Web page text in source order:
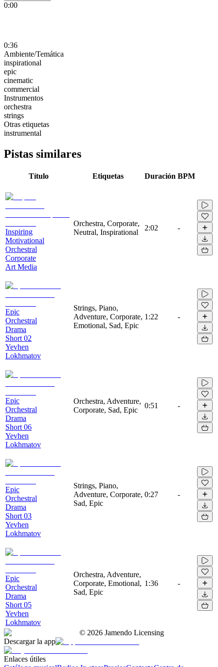
0:00
0:36
Ambiente/Temática
inspirational
epic
cinematic
commercial
Instrumentos
orchestra
strings
Otras etiquetas
instrumental
Pistas similares
Título Etiquetas Duración BPM
Inspiring
Motivational
Orchestral
Corporate
Art Media
Orchestra, Corporate,
Neutral, Inspirational
2:02 -
Epic
Orchestral
Drama
Short 02
Yevhen
Lokhmatov
Strings, Piano,
Adventure, Corporate,
Emotional, Sad, Epic
1:22 -
Epic
Orchestral
Drama
Short 06
Yevhen
Lokhmatov
Orchestra, Adventure,
Corporate, Sad, Epic
0:51 -
Epic
Orchestral
Drama
Short 03
Yevhen
Lokhmatov
Strings, Piano,
Adventure, Corporate,
Sad, Epic
0:27 -
Epic
Orchestral
Drama
Short 05
Yevhen
Lokhmatov
Orchestra, Adventure,
Corporate, Emotional,
Sad, Epic
1:36 -
© 2026 Jamendo Licensing
Descargar la app
Enlaces útiles